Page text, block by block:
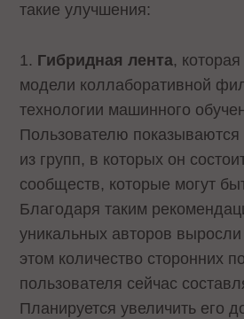
такие улучшения:
1. Гибридная лента, которая
модели коллаборативной
технологии машинного
Пользователю показываются
из групп, в которых он
сообществ, которые могут
Благодаря таким
уникальных авторов
этом количество сторонних
пользователя сейчас
Планируется увеличить его